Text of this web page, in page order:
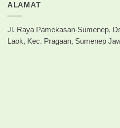
ALAMAT
Jl. Raya Pamekasan-Sumenep,
Laok, Kec. Pragaan, Sumenep